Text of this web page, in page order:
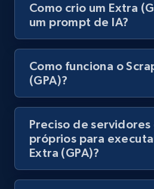
8.1K+ 716+
Youtube - Videos posts -
by Explore page URL
Video length, Likes, Views,
8.1K+
Como crio um Extra
um prompt de IA?
Como funciona o
(GPA)?
Preciso de
próprios para
Extra (GPA)?